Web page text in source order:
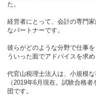
た。
経営者にとって、会計の専門
なパートナーです。
彼らがどのような分野で仕事
ういった面でアドバイスを求
代官山税理士法人は、小規模
（2019年6月現在。試験合格
団です。